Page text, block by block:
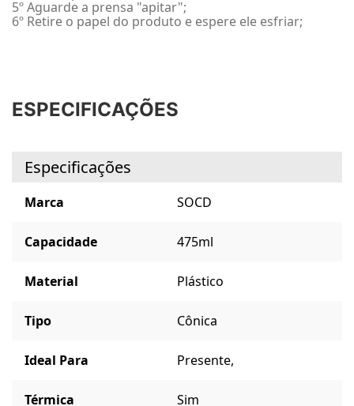
5º Aguarde a prensa "apitar";
6º Retire o papel do produto e espere ele esfriar;
ESPECIFICAÇÕES
Especificações
Marca SOCD
Capacidade 475ml
Material Plástico
Tipo Cônica
Ideal Para Presente,
Térmica Sim